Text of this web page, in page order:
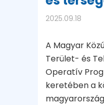
2025.09.18
A Magyar
Terület- és
Operatív
keretében a